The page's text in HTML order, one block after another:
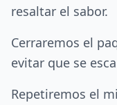
resaltar el sabor.
Cerraremos el
evitar que se
Repetiremos el